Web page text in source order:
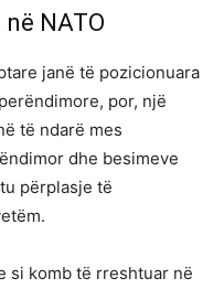
NATO
janë të pozicionuara
por, një
të ndarë mes
dhe besimeve
përplasje të
si komb të rreshtuar në